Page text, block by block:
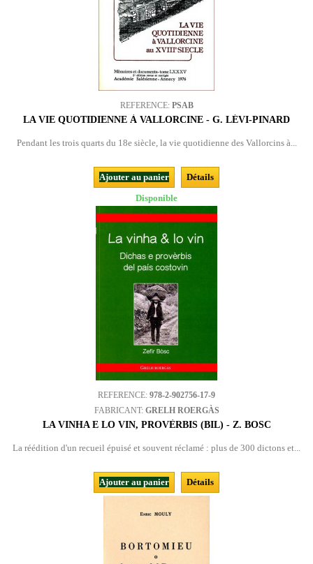
REFERENCE: PSAB
LA VIE QUOTIDIENNE À VALLORCINE - G. LÉVI-PINARD
Pendant les trois quarts du 18e siècle, la vie quotidienne des Vallorcins à...
Ajouter au panier
Détails
Disponible
REFERENCE: 978-2-902756-17-9
FABRICANT: GRELH ROERGÀS
LA VINHA E LO VIN, PROVÈRBIS (BIL) - Z. BOSC
La réédition d'un recueil épuisé et souvent réclamé : plus de 300 dictons et...
Ajouter au panier Détails